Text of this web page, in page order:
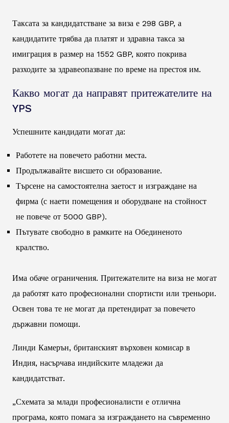
Таксата за кандидатстване за виза е 298 GBP, а
кандидатите трябва да платят и здравна такса за
имиграция в размер на 1552 GBP, която покрива
разходите за здравеопазване по време на престоя им.
Какво могат да направят притежателите на
YPS
Успешните кандидати могат да:
Работете на повечето работни места.
Продължавайте висшето си образование.
Търсене на самостоятелна заетост и изграждане на
фирма (с наети помещения и оборудване на стойност
не повече от 5000 GBP).
Пътувате свободно в рамките на Обединеното
кралство.
Има обаче ограничения. Притежателите на виза не могат
да работят като професионални спортисти или треньори.
Освен това те не могат да претендират за повечето
държавни помощи.
Линди Камерън, британският върховен комисар в
Индия, насърчава индийските младежи да
кандидатстват.
„Схемата за млади професионалисти е отлична
програма, която помага за изграждането на съвременно